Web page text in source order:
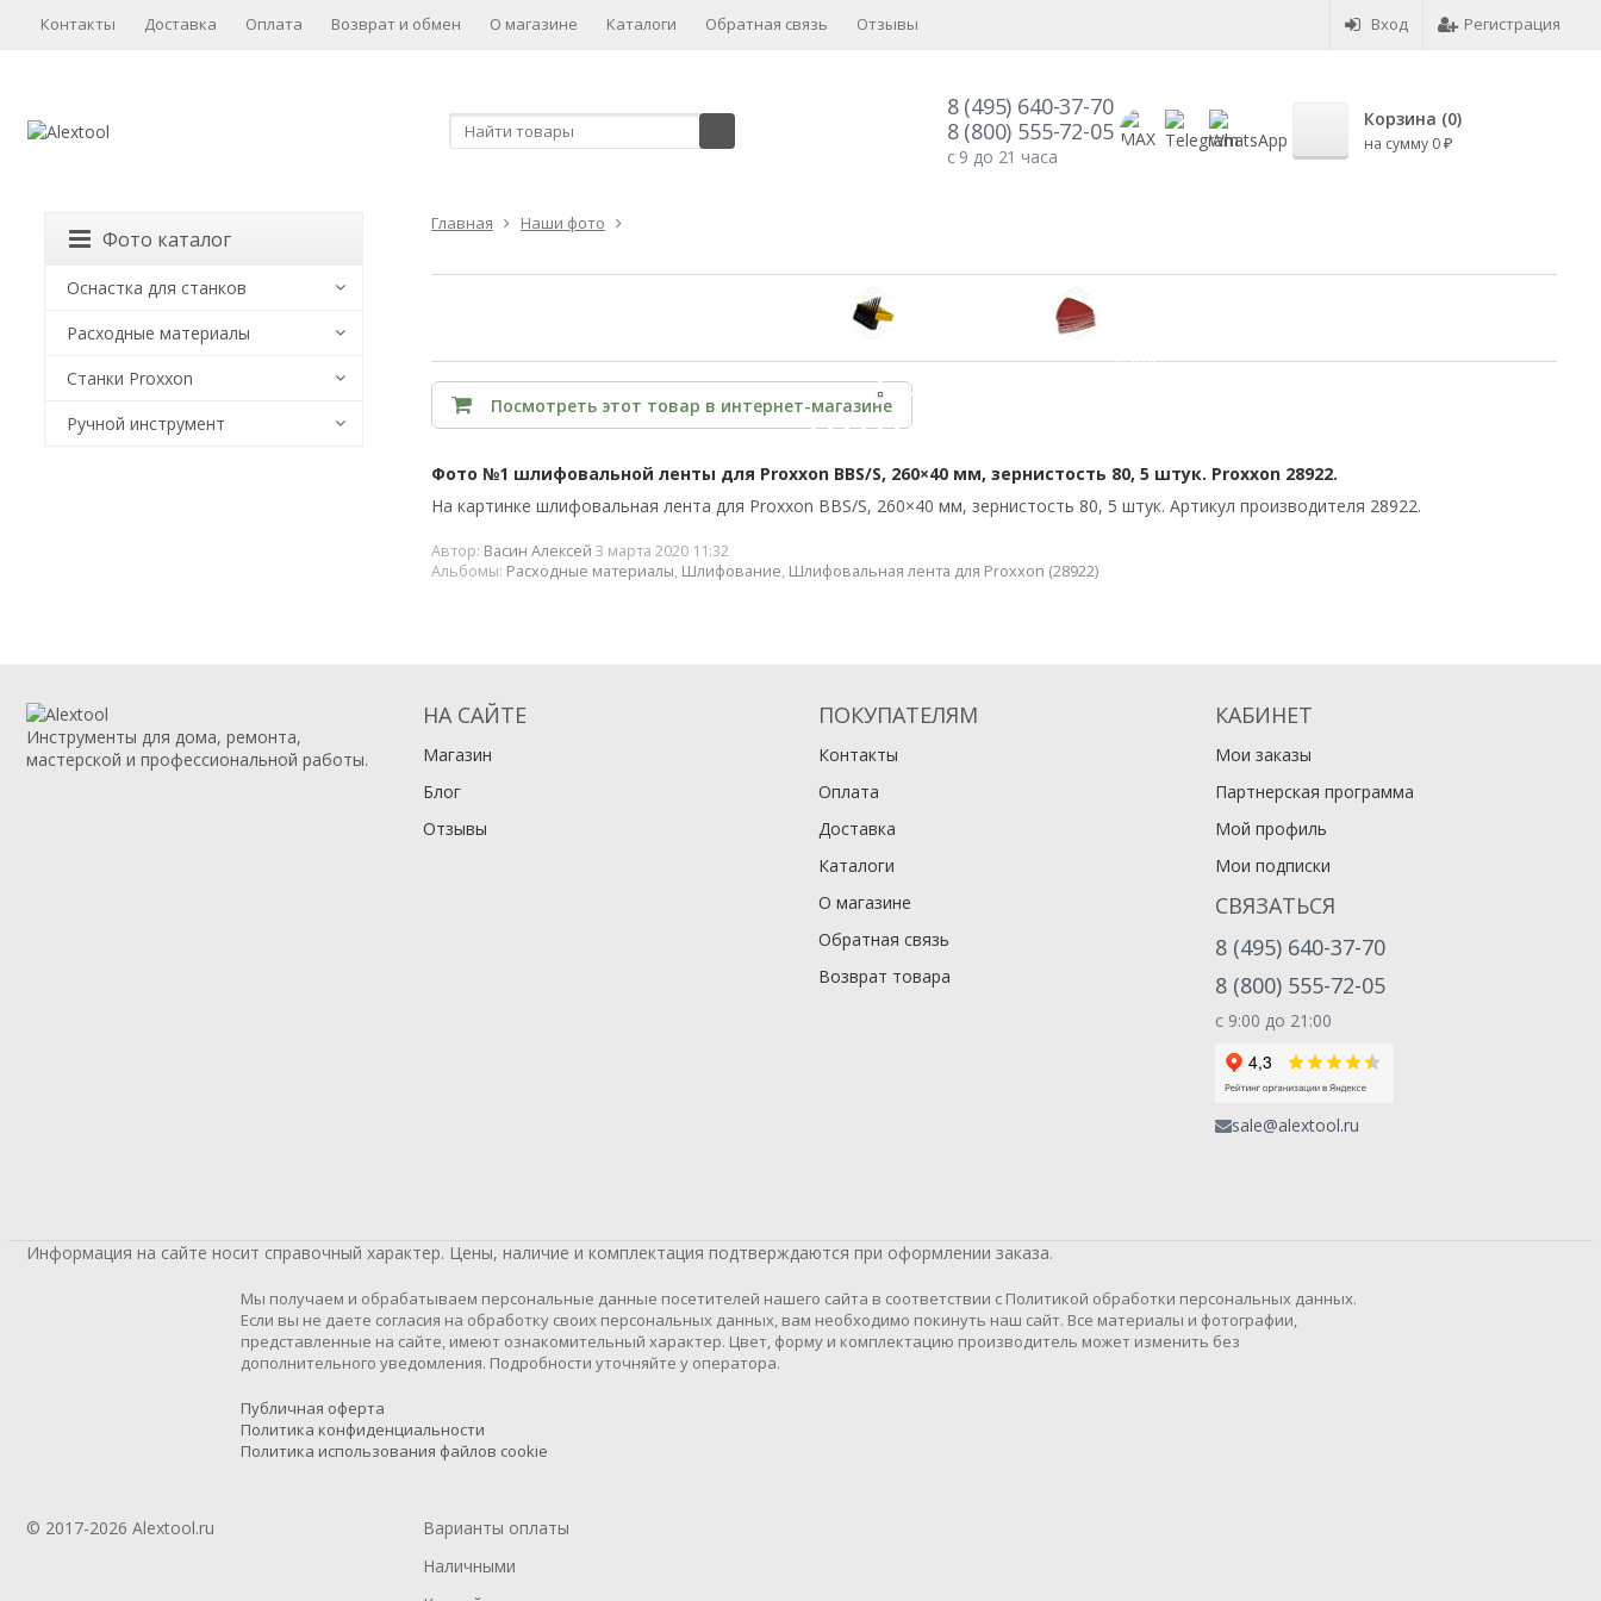
Вход Регистрация
Контакты Доставка Оплата Возврат и обмен О магазине Каталоги Обратная связь Отзывы
8 (495) 640-37-70
8 (800) 555-72-05
с 9 до 21 часа
Корзина (0)
на сумму 0 ₽
Фото каталог
Оснастка для станков
Расходные материалы
Станки Proxxon
Ручной инструмент
Главная Наши фото
Посмотреть этот товар в интернет-магазине
Фото №1 шлифовальной ленты для Proxxon BBS/S, 260×40 мм, зернистость 80, 5 штук. Proxxon 28922.
На картинке шлифовальная лента для Proxxon BBS/S, 260×40 мм, зернистость 80, 5 штук. Артикул производителя 28922.
Автор: Васин Алексей 3 марта 2020 11:32
Альбомы: Расходные материалы, Шлифование, Шлифовальная лента для Proxxon (28922)
Инструменты для дома, ремонта,
мастерской и профессиональной работы.
НА САЙТЕ
Магазин
Блог
Отзывы
ПОКУПАТЕЛЯМ
Контакты
Оплата
Доставка
Каталоги
О магазине
Обратная связь
Возврат товара
КАБИНЕТ
Мои заказы
Партнерская программа
Мой профиль
Мои подписки
СВЯЗАТЬСЯ
8 (495) 640-37-70
8 (800) 555-72-05
с 9:00 до 21:00
sale@alextool.ru
Информация на сайте носит справочный характер. Цены, наличие и комплектация подтверждаются при оформлении заказа.
Мы получаем и обрабатываем персональные данные посетителей нашего сайта в соответствии с Политикой обработки персональных данных.
Если вы не даете согласия на обработку своих персональных данных, вам необходимо покинуть наш сайт. Все материалы и фотографии,
представленные на сайте, имеют ознакомительный характер. Цвет, форму и комплектацию производитель может изменить без
дополнительного уведомления. Подробности уточняйте у оператора.
Публичная оферта
Политика конфиденциальности
Политика использования файлов cookie
© 2017-2026 Alextool.ru
Варианты оплаты
Наличными